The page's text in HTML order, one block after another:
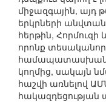
միջազգային, այդ
երկրների
հերթին, Հորմուզի
որոնք
կողմից, սակայն
հաշվի առնելով
հակազդեցության